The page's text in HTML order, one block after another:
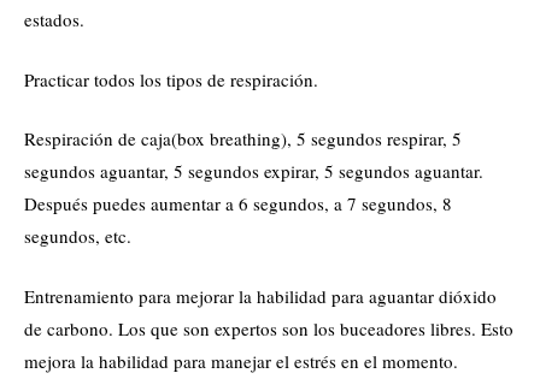
estados.
Practicar todos los tipos de respiración.
Respiración de caja(box breathing), 5 segundos respirar, 5
segundos aguantar, 5 segundos expirar, 5 segundos aguantar.
Después puedes aumentar a 6 segundos, a 7 segundos, 8
segundos, etc.
Entrenamiento para mejorar la habilidad para aguantar dióxido
de carbono. Los que son expertos son los buceadores libres. Esto
mejora la habilidad para manejar el estrés en el momento.